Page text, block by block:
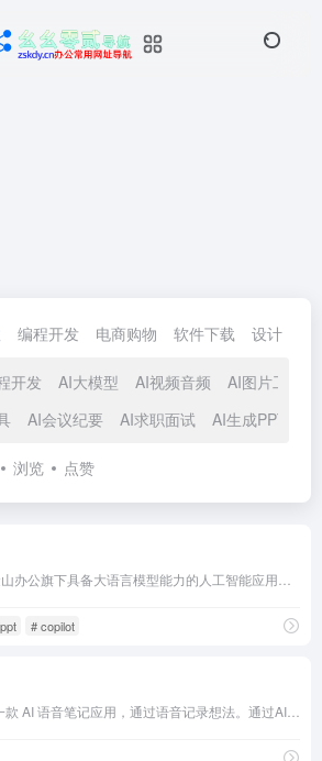
编程开发 电商购物 软件下载 设计
开发 AI大模型 AI视频音频 AI图片工具
AI会议纪要 AI求职面试 AI生成PPT
浏览 点赞
# copilot